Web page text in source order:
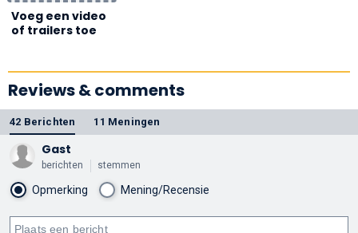
Voeg een video
of trailers toe
Reviews & comments
42 Berichten 11 Meningen
Gast
berichten stemmen
Opmerking Mening/Recensie